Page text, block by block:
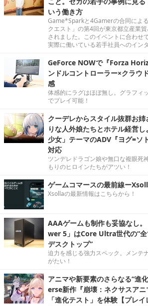
いう働き方
Game*Sparkと4Gamerの合同によ
クエスト」の第4回が東京都立産業
されました。このイベントに合わせ
実際に働いている若手社員へのイン
GeForce NOWで『Forza
ンドルコントローラー×クラウ
感
体感的にラグはほぼ無し。グラフィ
でプレイ可能！
クーデレからスタイル抜群お
りな人外娘たちとホテル経営
少女」テーマのADV『ヨグ=ソ
対応
ツンデレドラゴン娘や無口な複眼死
もりのヒロインたちがアツい！
ゲームコマースの最前線ー
Xsollaの最新情報はこちらから！
AAAゲームも制作も妥協なし
wer 5」はCore Ultra世代の“
デスクトップ”
迫力を感じる強力スペック。メンテ
がたい！
アニマや新要素のさらなる“進
erse新作『崩壊：ネクサスア
「進化テスト」を体験【プレイ